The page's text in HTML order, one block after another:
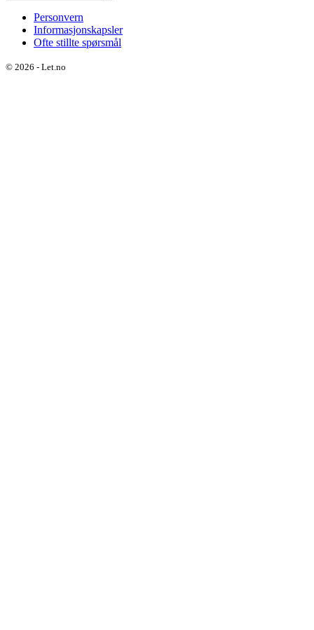
Personvern
Informasjonskapsler
Ofte stillte spørsmål
© 2026 - Let.no